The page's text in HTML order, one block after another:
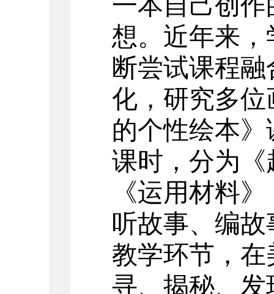
想。近年来
断尝试课程
化，研究多
的个性绘本
课时，分为
《运用材料
听故事、编
教学环节，
寻、揭秘、